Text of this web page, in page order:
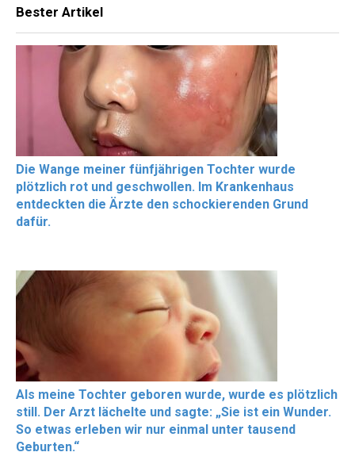
Bester Artikel
Die Wange meiner fünfjährigen Tochter wurde
plötzlich rot und geschwollen. Im Krankenhaus
entdeckten die Ärzte den schockierenden Grund
dafür.
Als meine Tochter geboren wurde, wurde es plötzlich
still. Der Arzt lächelte und sagte: „Sie ist ein Wunder.
So etwas erleben wir nur einmal unter tausend
Geburten.“